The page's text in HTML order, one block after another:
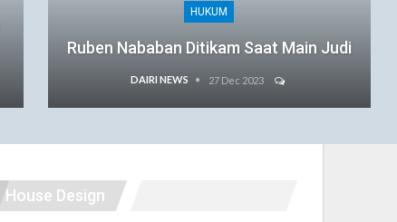
HUKUM
Ruben Nababan Ditikam Saat Main Judi
DAIRI NEWS 27 Dec 2023
House Design